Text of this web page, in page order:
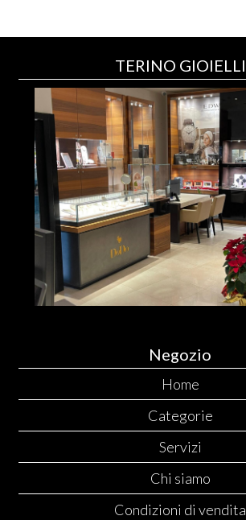
TERINO GIOIELLI
Negozio
Home
Categorie
Servizi
Chi siamo
Condizioni di vendita